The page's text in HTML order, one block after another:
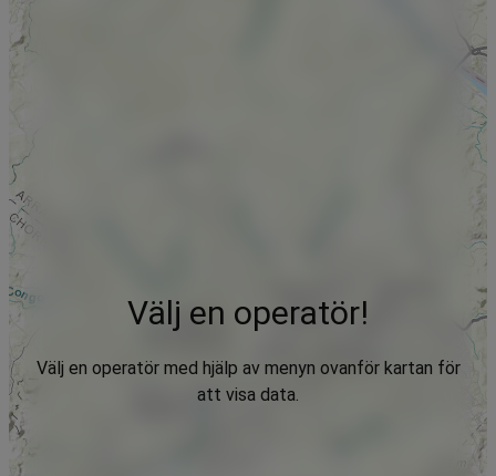
Välj en operatör!
Välj en operatör med hjälp av menyn ovanför kartan för
att visa data.